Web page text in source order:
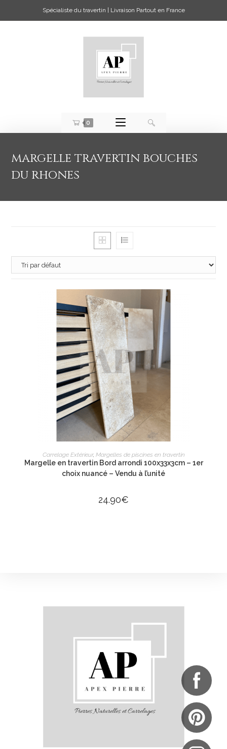
Spécialiste du travertin | Livraison Partout en France
0
margelle travertin bouches
du rhones
AJOUTER AU PANIER
Carrelage Extérieur, Margelles de piscines en travertin
Margelle en travertin Bord arrondi 100x33x3cm – 1er
choix nuancé – Vendu à l’unité
24.90€